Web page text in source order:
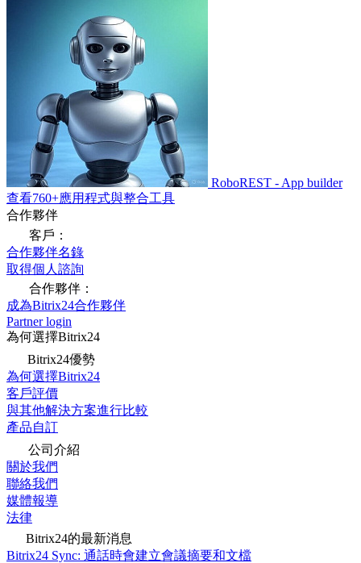
RoboREST - App builder
查看760+應用程式與整合工具
合作夥伴
客戶：
合作夥伴名錄
取得個人諮詢
合作夥伴：
成為Bitrix24合作夥伴
Partner login
為何選擇Bitrix24
Bitrix24優勢
為何選擇Bitrix24
客戶評價
與其他解決方案進行比較
產品自訂
公司介紹
關於我們
聯絡我們
媒體報導
法律
Bitrix24的最新消息
Bitrix24 Sync: 通話時會建立會議摘要和文檔